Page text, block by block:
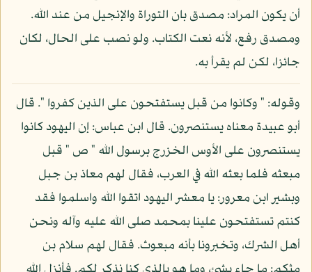
أن يكون المراد: مصدق بان التوراة والإنجيل من عند الله.
ومصدق رفع، لأنه نعت الكتاب. ولو نصب على الحال، لكان
جائزا، لكن لم يقرأ به.
وقوله: " وكانوا من قبل يستفتحون على الذين كفروا ". قال
أبو عبيدة معناه يستنصرون. قال ابن عباس: إن اليهود كانوا
يستنصرون على الأوس الخزرج برسول الله " ص " قبل
مبعثه فلما بعثه الله في العرب، فقال لهم معاذ بن جبل
وبشير ابن معرور: يا معشر اليهود اتقوا الله واسلموا فقد
كنتم تستفتحون علينا بمحمد صلى الله عليه وآله ونحن
أهل الشرك، وتخبرونا بأنه مبعوث. فقال لهم سلام بن